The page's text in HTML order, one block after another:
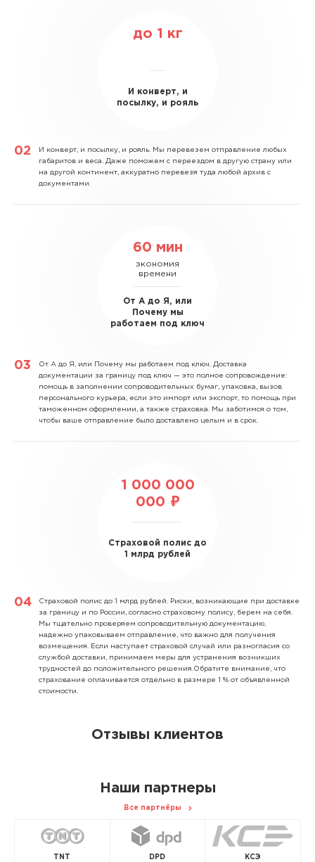
до 1 кг
И конверт, и
посылку, и рояль
И конверт, и посылку, и рояль. Мы перевезем отправление любых
габаритов и веса. Даже поможем с переездом в другую страну или
на другой континент, аккуратно перевезя туда любой архив с
документами.
60 мин
экономия
времени
От А до Я, или
Почему мы
работаем под ключ
От А до Я, или Почему мы работаем под ключ. Доставка
документации за границу под ключ — это полное сопровождение:
помощь в заполнении сопроводительных бумаг, упаковка, вызов
персонального курьера, если это импорт или экспорт, то помощь при
таможенном оформлении, а также страховка. Мы заботимся о том,
чтобы ваше отправление было доставлено целым и в срок.
1 000 000
000 ₽
Страховой полис до
1 млрд рублей
Страховой полис до 1 млрд рублей. Риски, возникающие при доставке
за границу и по России, согласно страховому полису, берем на себя.
Мы тщательно проверяем сопроводительную документацию,
надежно упаковываем отправление, что важно для получения
возмещения. Если наступает страховой случай или разногласия со
службой доставки, принимаем меры для устранения возникших
трудностей до положительного решения.Обратите внимание, что
страхование оплачивается отдельно в размере 1 % от объявленной
стоимости.
Отзывы клиентов
Наши партнеры
Все партнёры
TNT DPD КСЭ